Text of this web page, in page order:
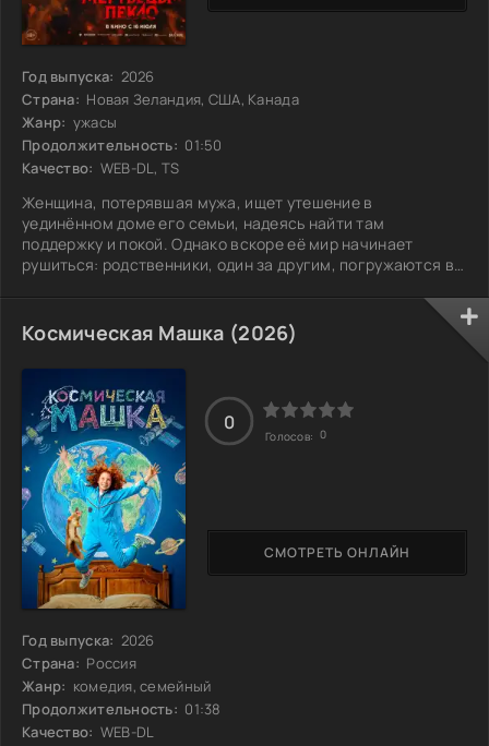
Год выпуска: 2026
Страна: Новая Зеландия, США, Канада
Жанр: ужасы
Продолжительность: 01:50
Качество: WEB-DL, TS
Женщина, потерявшая мужа, ищет утешение в
уединённом доме его семьи, надеясь найти там
поддержку и покой. Однако вскоре её мир начинает
рушиться: родственники, один за другим, погружаются в
и верности имеют свою силу даже после смерти. Как
далеко она готова зайти, чтобы спасти себя и сохранить
то, что ей дорого?
Космическая Машка (2026)
Год выпуска: 2026
Страна: Россия
Жанр: комедия, семейный
Продолжительность: 01:38
Качество: WEB-DL
СМОТРЕТЬ ОНЛАЙН
0
Голосов: 0